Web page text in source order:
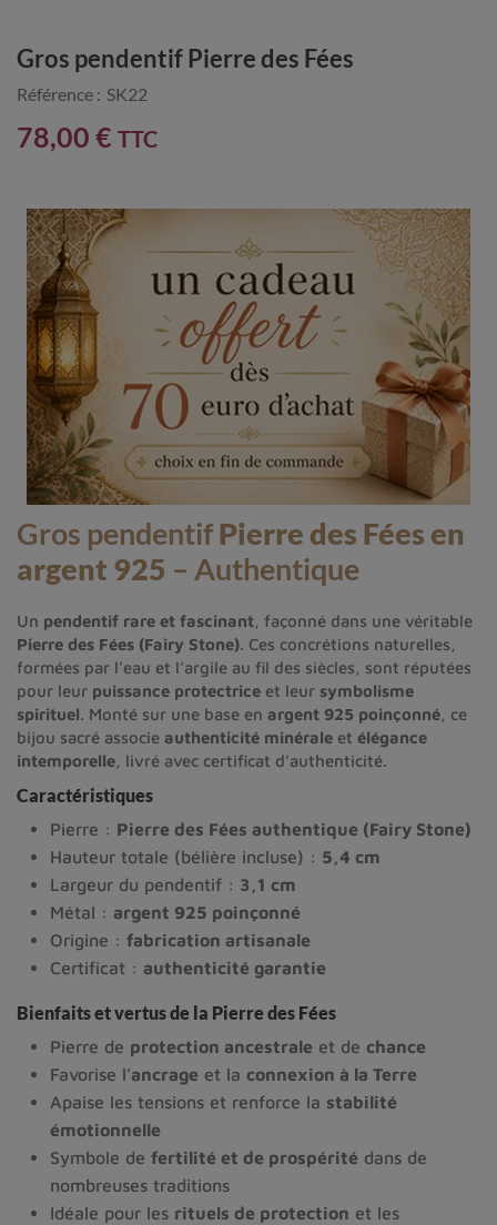
Gros pendentif Pierre des Fées
Référence : SK22
78,00 € TTC
Gros pendentifPierre des Fées en
argent 925 – Authentique
Un pendentif rare et fascinant , façonné dans une véritable
Pierre des Fées (Fairy Stone). Ces concrétions naturelles,
formées par l’eau et l’argile au fil des siècles, sont réputées
pour leur puissance protectrice et leur symbolisme
spirituel. Monté sur une base en argent 925 poinçonné , ce
bijou sacré associe authenticité minérale et élégance
intemporelle , livré avec certificat d’authenticité.
Caractéristiques
Pierre : Pierre des Fées authentique (Fairy Stone)
Hauteur totale (bélière incluse) : 5,4 cm
Largeur du pendentif : 3,1 cm
Métal : argent 925 poinçonné
Origine : fabrication artisanale
Certificat : authenticité garantie
Bienfaits et vertus de la Pierre des Fées
Pierre de protection ancestrale et de chance
Favorise l’ancrage et la connexion à la Terre
Apaise les tensions et renforce la stabilité
émotionnelle
Symbole de fertilité et de prospérité dans de
nombreuses traditions
Idéale pour les rituels de protection et les